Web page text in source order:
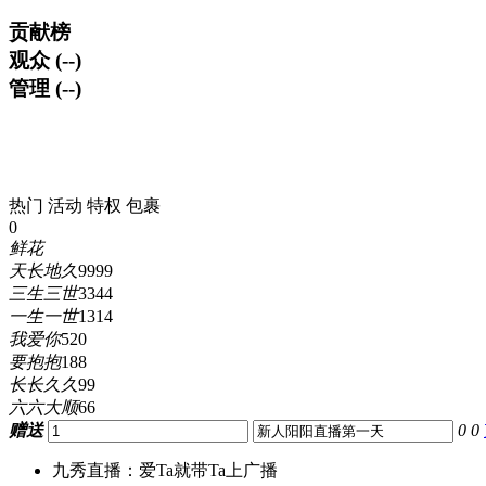
贡献榜
观众 (--)
管理 (--)
热门 活动 特权 包裹
0
鲜花
天长地久9999
三生三世3344
一生一世1314
我爱你520
要抱抱188
长长久久99
六六大顺66
赠送
0 0
九秀直播：爱Ta就带Ta上广播